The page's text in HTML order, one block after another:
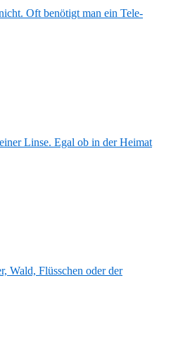
Oft benötigt man ein Tele-
Linse. Egal ob in der Heimat
Wald, Flüsschen oder der